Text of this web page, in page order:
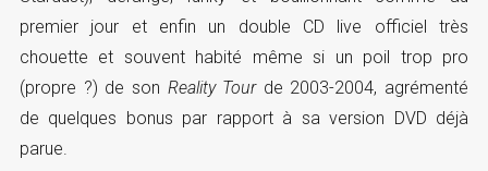
premier jour et enfin un double CD live officiel très
chouette et souvent habité même si un poil trop pro
(propre ?) de son Reality Tourde 2003-2004, agrémenté
de quelques bonus par rapport à sa version DVD déjà
parue.